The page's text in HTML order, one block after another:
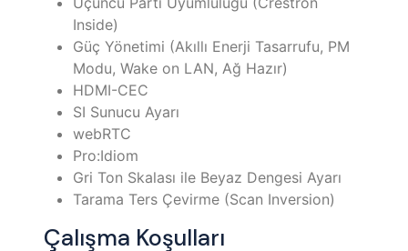
Inside)
Güç Yönetimi (Akıllı Enerji Tasarrufu, PM
Modu, Wake on LAN, Ağ Hazır)
HDMI-CEC
SI Sunucu Ayarı
webRTC
Pro:Idiom
Gri Ton Skalası ile Beyaz Dengesi Ayarı
Tarama Ters Çevirme (Scan Inversion)
Çalışma Koşulları